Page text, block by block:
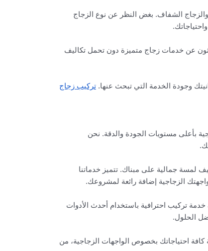
والزجاج الشفاف. بغض النظر عن نوع الزجاج
عن خدمات زجاج متميزة دون تحمل تكاليف
وجودة الخدمة التي تبحث عنها. تركيب زجاج
بأعلى مستويات الجودة والدقة. نحن
لمسة جمالية على مبناك. تتميز خدماتنا
الزجاجية إضافة رائعة لمشروعك.
تركيب احترافية باستخدام أحدث الأدوات
الحلول.
احتياجاتك بخصوص الواجهات الزجاجية، من